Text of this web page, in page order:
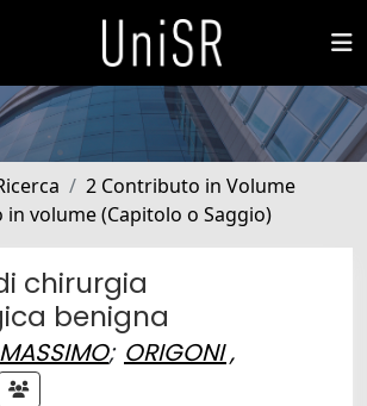
2 Contributo in Volume
volume (Capitolo o Saggio)
chirurgia
benigna
; ORIGONI ,